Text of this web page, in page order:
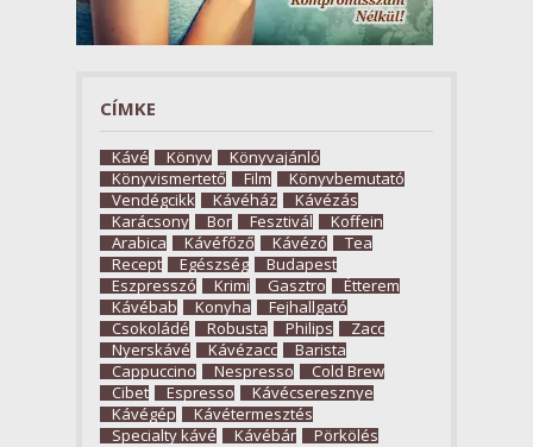
CÍMKE
Kávé Könyv
Könyvajánló
Könyvismertető
Film
Könyvbemutató
Vendégcikk
Kávéház
Kávézás
Karácsony
Bor Fesztivál
Koffein
Arabica
Kávéfőző Kávézó
Tea
Recept
Egészség
Budapest
Eszpresszó
Krimi Gasztro
Étterem
Kávébab
Konyha
Fejhallgató
Csokoládé
Robusta Philips
Zacc
Nyerskávé
Kávézacc
Barista
Cappuccino
Nespresso
Cold Brew
Cibet
Espresso
Kávécseresznye
Kávégép
Kávétermesztés
Specialty kávé
Kávébár Pörkölés